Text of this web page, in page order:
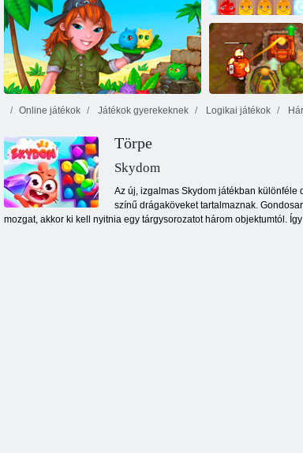
Backgammon klasszikus Pudding föld 2
Online játékok Játékok gyerekeknek Logikai játékok
Törpe
Skydom
Az új, izgalmas Skydom játékban
színű drágaköveket tartalmaznak.
mozgat, akkor ki kell nyitnia egy tárgysorozatot három objektumtól.